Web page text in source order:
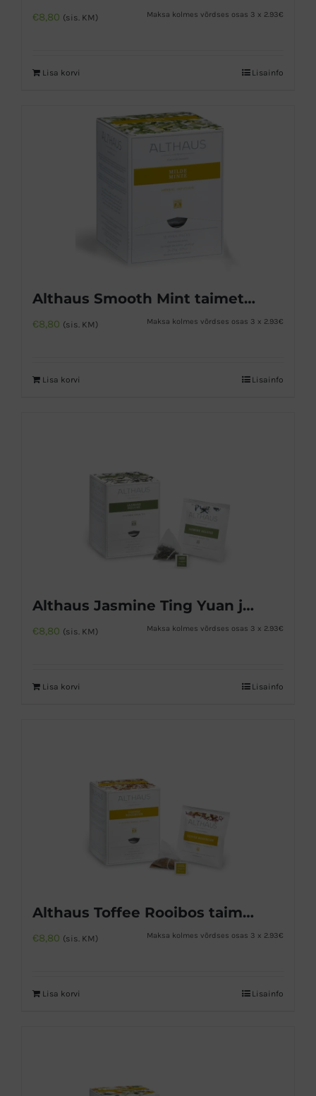
€8,80 (sis. KM) Maksa kolmes võrdses osas 3 x 2.93€
Lisa korvi Lisainfo
Althaus Smooth Mint taimetee
€8,80 (sis. KM) Maksa kolmes võrdses osas 3 x 2.93€
Lisa korvi Lisainfo
Althaus Jasmine Ting Yuan jasmiini tee
€8,80 (sis. KM) Maksa kolmes võrdses osas 3 x 2.93€
Lisa korvi Lisainfo
Althaus Toffee Rooibos taimetee
€8,80 (sis. KM) Maksa kolmes võrdses osas 3 x 2.93€
Lisa korvi Lisainfo